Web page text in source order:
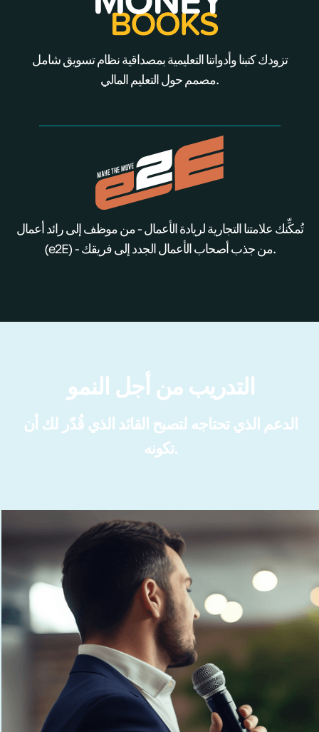
تزودك كتبنا وأدواتنا التعليمية بمصداقية نظام تسويق شامل
مصمم حول التعليم المالي.
تُمكِّنك علامتنا التجارية لريادة الأعمال - من موظف إلى رائد أعمال
(e2E) - من جذب أصحاب الأعمال الجدد إلى فريقك.
التدريب من أجل النمو
الدعم الذي تحتاجه لتصبح القائد الذي قُدّر لك أن
تكونه.